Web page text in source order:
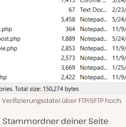
über FTP/SFTP hoch.
deiner Seite